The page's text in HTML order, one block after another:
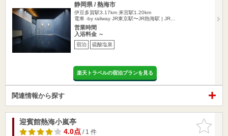
静岡県 / 熱海市
伊豆多賀駅3.17km 来宮駅1.20km
電車 -by railway JR東京駅〜JR熱海駅 | JR…
営業時間
入浴料金 ～
宿泊 硫酸塩泉
楽天トラベルの宿泊プランを見る
関連情報から探す
お気に入
りに追加
迎賓館熱海小嵐亭
4.0点/ 1 件